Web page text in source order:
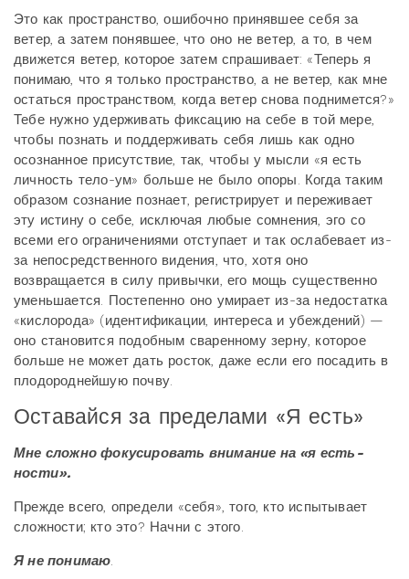
Это как пространство, ошибочно принявшее себя за
ветер, а затем понявшее, что оно не ветер, а то, в чем
движется ветер, которое затем спрашивает: «Теперь я
понимаю, что я только пространство, а не ветер, как мне
остаться пространством, когда ветер снова поднимется?»
Тебе нужно удерживать фиксацию на себе в той мере,
чтобы познать и поддерживать себя лишь как одно
осознанное присутствие, так, чтобы у мысли «я есть
личность тело-ум» больше не было опоры. Когда таким
образом сознание познает, регистрирует и переживает
эту истину о себе, исключая любые сомнения, эго со
всеми его ограничениями отступает и так ослабевает из-
за непосредственного видения, что, хотя оно
возвращается в силу привычки, его мощь существенно
уменьшается. Постепенно оно умирает из-за недостатка
«кислорода» (идентификации, интереса и убеждений) —
оно становится подобным сваренному зерну, которое
больше не может дать росток, даже если его посадить в
плодороднейшую почву.
Оставайся за пределами «Я есть»
Мне сложно фокусировать внимание на «я есть-
ности».
Прежде всего, определи «себя», того, кто испытывает
сложности; кто это? Начни с этого.
Я не понимаю.